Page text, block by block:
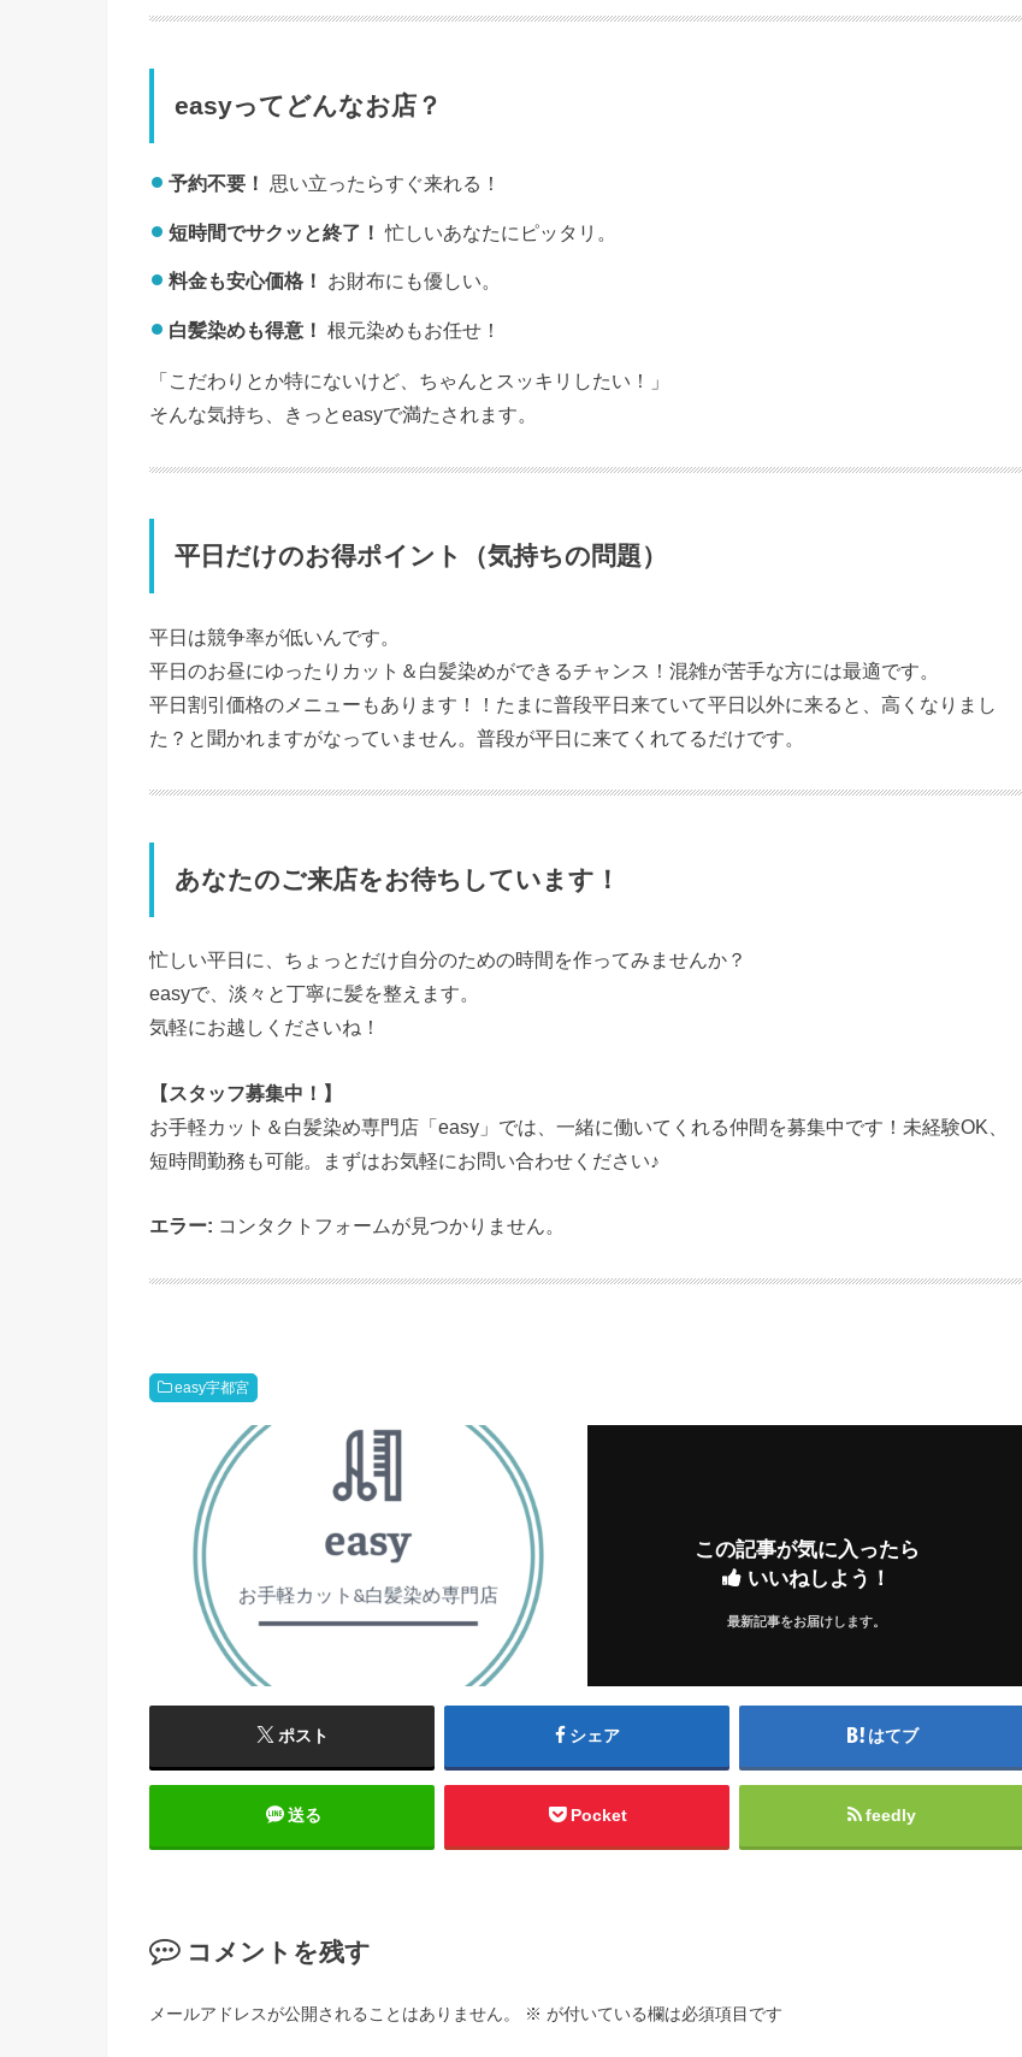
easyってどんなお店？
予約不要！ 思い立ったらすぐ来れる！
短時間でサクッと終了！ 忙しいあなたにピッタリ。
料金も安心価格！ お財布にも優しい。
白髪染めも得意！ 根元染めもお任せ！
「こだわりとか特にないけど、ちゃんとスッキリしたい！」
そんな気持ち、きっとeasyで満たされます。
平日だけのお得ポイント（気持ちの問題）
平日は競争率が低いんです。
平日のお昼にゆったりカット＆白髪染めができるチャンス！混雑が苦手な方には最適です。
平日割引価格のメニューもあります！！たまに普段平日来ていて平日以外に来ると、高くなりまし
た？と聞かれますがなっていません。普段が平日に来てくれてるだけです。
あなたのご来店をお待ちしています！
忙しい平日に、ちょっとだけ自分のための時間を作ってみませんか？
easyで、淡々と丁寧に髪を整えます。
気軽にお越しくださいね！
【スタッフ募集中！】
お手軽カット＆白髪染め専門店「easy」では、一緒に働いてくれる仲間を募集中です！未経験OK、
短時間勤務も可能。まずはお気軽にお問い合わせください♪
エラー: コンタクトフォームが見つかりません。
easy宇都宮
この記事が気に入ったら
いいねしよう！
最新記事をお届けします。
ポスト シェア はてブ
送る Pocket feedly
コメントを残す
メールアドレスが公開されることはありません。 ※ が付いている欄は必須項目です